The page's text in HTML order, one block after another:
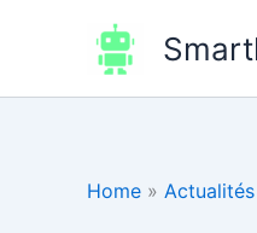
Home »